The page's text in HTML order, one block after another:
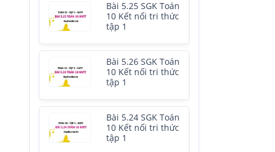
Bài 5.25 SGK Toán
10 Kết nối tri thức
tập 1
Bài 5.26 SGK Toán
10 Kết nối tri thức
tập 1
Bài 5.24 SGK Toán
10 Kết nối tri thức
tập 1